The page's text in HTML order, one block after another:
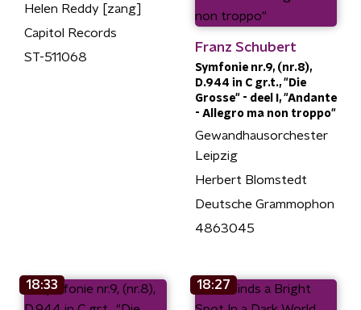
Helen Reddy [zang]
Capitol Records
ST-511068
Franz Schubert
Symfonie nr.9, (nr.8),
D.944 in C gr.t., "Die
Grosse" - deel I, "Andante
- Allegro ma non troppo"
Gewandhausorchester
Leipzig
Herbert Blomstedt
Deutsche Grammophon
4863045
18:33 18:27